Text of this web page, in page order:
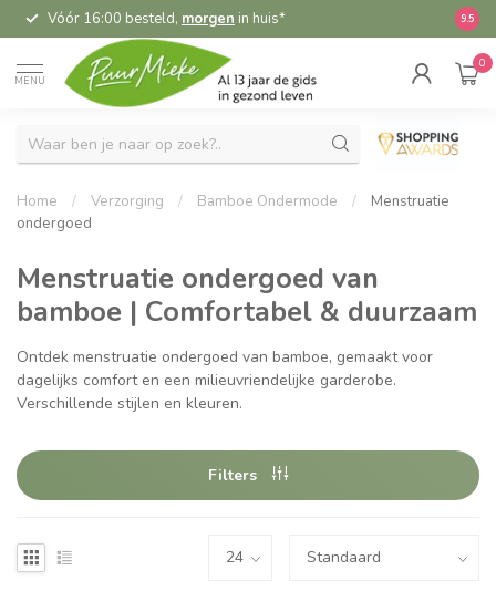
Vóór 16:00 besteld, morgen in huis* 9.5
MENU
0
Home / Verzorging / Bamboe Ondermode /
Menstruatie
ondergoed
Menstruatie ondergoed van
bamboe | Comfortabel & duurzaam
Ontdek menstruatie ondergoed van bamboe, gemaakt voor
dagelijks comfort en een milieuvriendelijke garderobe.
Verschillende stijlen en kleuren.
Filters